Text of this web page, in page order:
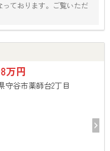
ております。ご覧いただ
万円
守谷市薬師台2丁目